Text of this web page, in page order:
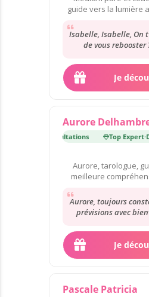
guide vers la lumière
Isabelle, Isabelle, On
de vous rebooster
voix,
Je
Aurore
140 000 consultations Top Expert·
Aurore, tarologue,
meilleure
Aurore, toujours
prévisions avec
Je
Pascale Patricia